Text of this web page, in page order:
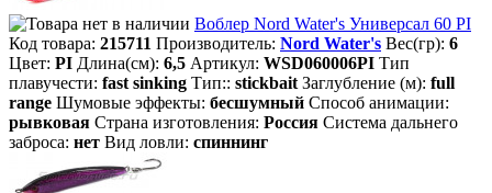
Воблер Nord Water's Универсал 60 PI
Код товара: 215711 Производитель: Nord Water's Вес(гр): 6
Цвет: PI Длина(см): 6,5 Артикул: WSD060006PI Тип
плавучести: fast sinking Тип:: stickbait Заглубление (м): full
range Шумовые эффекты: бесшумный Способ анимации:
рывковая Страна изготовления: Россия Система дальнего
заброса: нет Вид ловли: спиннинг